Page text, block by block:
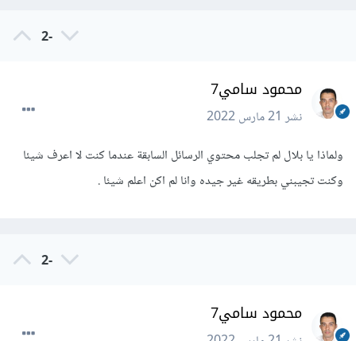
-2
محمود سامي7
نشر21 مارس 2022
ولماذا يا بلال لم تجلب محتوي الرسائل السابقة عندما كنت لا اعرف شيئا
وكنت تجيبني بطريقه غير جيده وانا لم اكن اعلم شيئا .
-2
محمود سامي7